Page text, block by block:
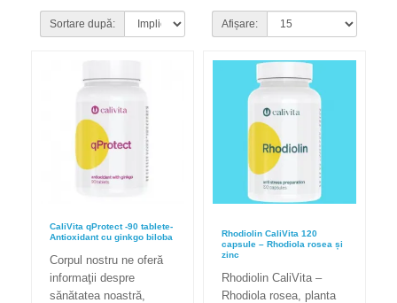
Sortare după: Afișare:
CaliVita qProtect -90 tablete-
Antioxidant cu ginkgo biloba
Corpul nostru ne oferă
informaţii despre
sănătatea noastră,
Rhodiolin CaliVita 120
capsule – Rhodiola rosea și
zinc
Rhodiolin CaliVita –
Rhodiola rosea, planta